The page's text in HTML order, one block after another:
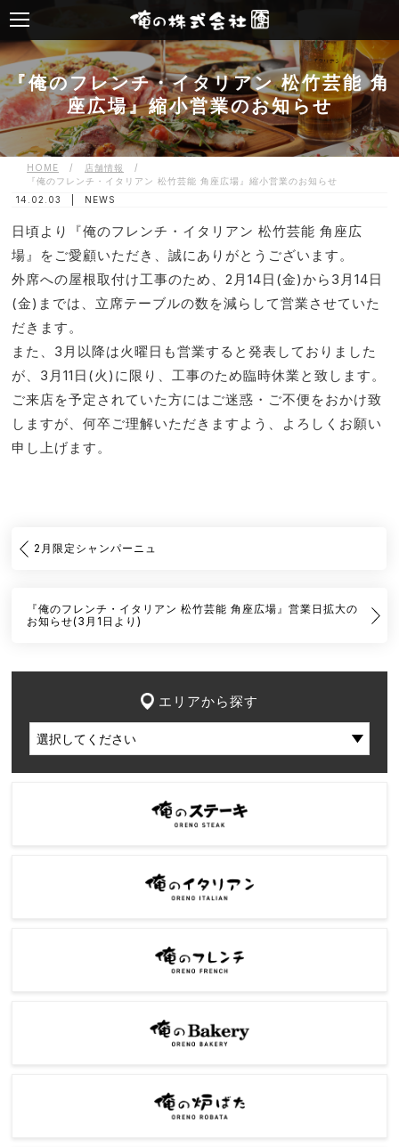
『俺のフレンチ・イタリアン 松竹芸能 角
座広場』縮小営業のお知らせ
HOME / 店舗情報
/
『俺のフレンチ・イタリアン 松竹芸能 角座広場』縮小営業のお知らせ
14.02.03 |
NEWS
日頃より『俺のフレンチ・イタリアン 松竹芸能 角座広
場』をご愛顧いただき、誠にありがとうございます。
外席への屋根取付け工事のため、2月14日(金)から3月14日
(金)までは、立席テーブルの数を減らして営業させていた
だきます。
また、3月以降は火曜日も営業すると発表しておりました
が、3月11日(火)に限り、工事のため臨時休業と致します。
ご来店を予定されていた方にはご迷惑・ご不便をおかけ致
しますが、何卒ご理解いただきますよう、よろしくお願い
申し上げます。
2月限定シャンパーニュ
『俺のフレンチ・イタリアン 松竹芸能 角座広場』営業日拡大の
お知らせ(3月1日より)
エリアから探す